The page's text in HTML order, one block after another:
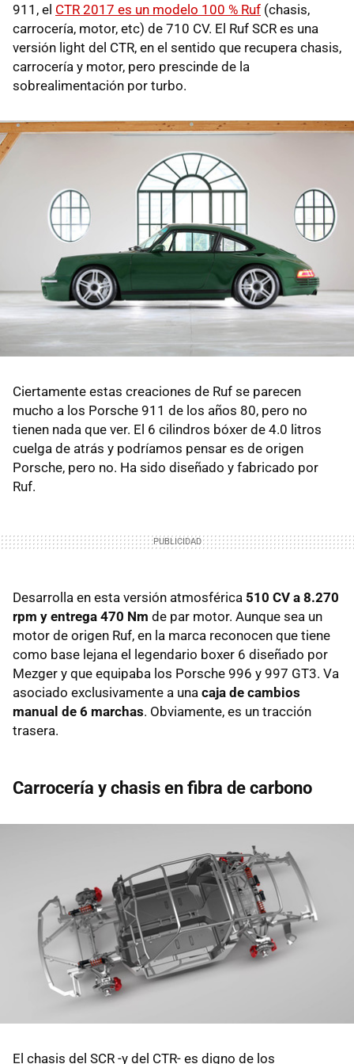
911, el CTR 2017 es un modelo 100 % Ruf (chasis,
carrocería, motor, etc) de 710 CV. El Ruf SCR es una
versión light del CTR, en el sentido que recupera chasis,
carrocería y motor, pero prescinde de la
sobrealimentación por turbo.
Ciertamente estas creaciones de Ruf se parecen
mucho a los Porsche 911 de los años 80, pero no
tienen nada que ver. El 6 cilindros bóxer de 4.0 litros
cuelga de atrás y podríamos pensar es de origen
Porsche, pero no. Ha sido diseñado y fabricado por
Ruf.
Desarrolla en esta versión atmosférica 510 CV a 8.270
rpm y entrega 470 Nm de par motor. Aunque sea un
motor de origen Ruf, en la marca reconocen que tiene
como base lejana el legendario boxer 6 diseñado por
Mezger y que equipaba los Porsche 996 y 997 GT3. Va
asociado exclusivamente a una caja de cambios
manual de 6 marchas. Obviamente, es un tracción
trasera.
Carrocería y chasis en fibra de carbono
El chasis del SCR -y del CTR- es digno de los